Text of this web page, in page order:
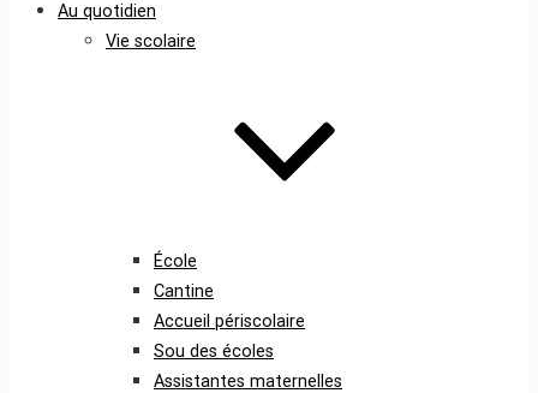
Au quotidien
Vie scolaire
École
Cantine
Accueil périscolaire
Sou des écoles
Assistantes maternelles